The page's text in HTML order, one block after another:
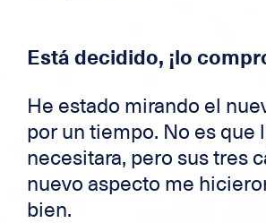
Está decidido, ¡lo
He estado mirando el
por un tiempo. No es que
necesitara, pero sus tres
nuevo aspecto me
bien.